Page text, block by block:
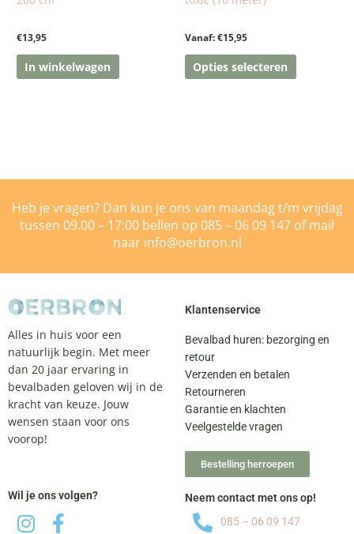
€13,95
In winkelwagen
Vanaf:€15,95
Opties selecteren
Heb je vragen? Dan kun je ons van maandag t/m vrijdag
tussen 09.00 – 17:00 bellen op 085 – 06 09 147 of mail
naar info@oerbron.nl
Alles in huis voor een
natuurlijk begin. Met meer
dan 20 jaar ervaring in
bevalbaden geloven wij in de
kracht van keuze. Jouw
wensen staan voor ons
voorop!
Wil je ons volgen?
Klantenservice
Bevalbad huren: bezorging en
retour
Verzenden en betalen
Retourneren
Garantie en klachten
Veelgestelde vragen
Bestelling herroepen
Neem contact met ons op!
085 – 06 09 147